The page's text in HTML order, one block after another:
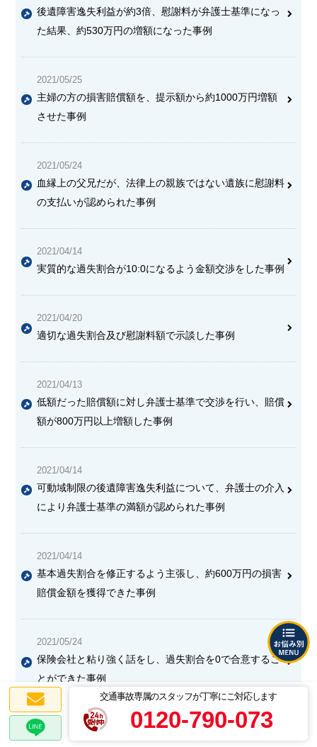
交通事故専属のスタッフが丁寧にご対応します
0120-790-073
後遺障害逸失利益が約3倍、慰謝料が弁護士基準になっ
た結果、約530万円の増額になった事例
2021/05/25
主婦の方の損害賠償額を、提示額から約1000万円増額
させた事例
2021/05/24
血縁上の父兄だが、法律上の親族ではない遺族に慰謝料
の支払いが認められた事例
2021/04/14
実質的な過失割合が10:0になるよう金額交渉をした事例
2021/04/20
適切な過失割合及び慰謝料額で示談した事例
2021/04/13
低額だった賠償額に対し弁護士基準で交渉を行い、賠償
額が800万円以上増額した事例
2021/04/14
可動域制限の後遺障害逸失利益について、弁護士の介入
により弁護士基準の満額が認められた事例
2021/04/14
基本過失割合を修正するよう主張し、約600万円の損害
賠償金額を獲得できた事例
2021/05/24
保険会社と粘り強く話をし、過失割合を0で合意するこ
とができた事例
2021/04/14